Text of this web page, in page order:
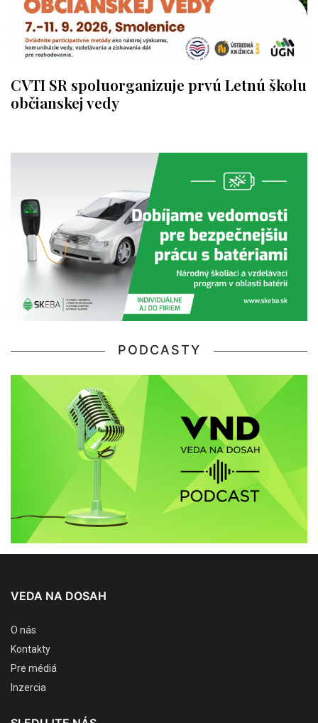
CVTI SR spoluorganizuje prvú Letnú školu
občianskej vedy
PODCASTY
VEDA NA DOSAH
O nás
Kontakty
Pre médiá
Inzercia